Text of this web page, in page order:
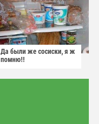
Да были же сосиски, я ж
помню!!